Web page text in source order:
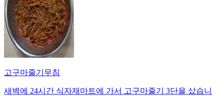
고구마줄기무침
새벽에 24시간 식자재마트에 가서 고구마줄기 3단을 샀습니